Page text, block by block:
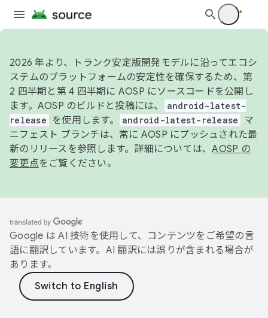
2026 年より、トランク安定版開発モデルに沿ってエコシ
ステムのプラットフォームの安定性を確保するため、第
2 四半期と第 4 四半期に AOSP にソースコードを公開し
ます。AOSP のビルドと投稿には、
android-latest-
release
を使用します。 android-latest-release
マ
ニフェスト ブランチは、常に AOSP にプッシュされた最
新のリリースを参照します。詳細については、AOSP の
変更点をご覧ください。
Google は AI 技術を使用して、コンテンツをご希望の言
語に翻訳しています。AI 翻訳には誤りが含まれる場合が
あります。